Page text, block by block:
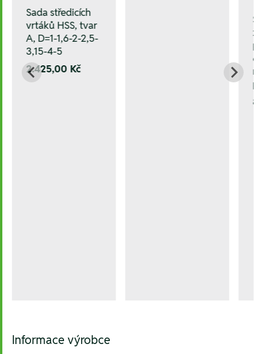
Sada středicích
vrtáků HSS, tvar
A, D=1-1,6-2-2,5-
3,15-4-5
2.425,00 Kč
Informace výrobce